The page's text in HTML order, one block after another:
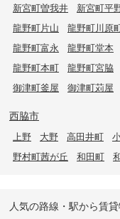
新宮町曽我井
新宮町平
龍野町片山
龍野町川原
龍野町富永
龍野町堂本
龍野町本町
龍野町宮脇
御津町釜屋
御津町苅屋
西脇市
上野 大野 高田井町
野村町茜が丘
和田町
人気の路線・駅から賃